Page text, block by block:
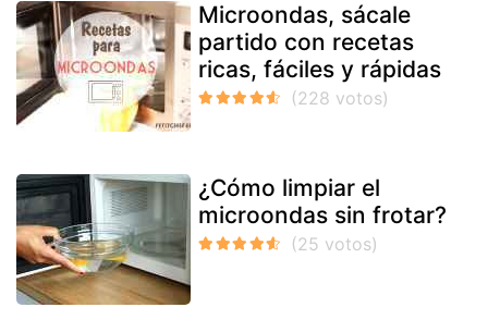
Microondas, sácale
partido con recetas
ricas, fáciles y rápidas
¿Cómo limpiar el
microondas sin frotar?